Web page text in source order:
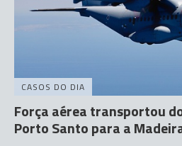
CASOS DO DIA
Força aérea transportou
Porto Santo para a